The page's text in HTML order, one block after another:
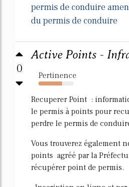
permis de conduire
du permis de conduire
0
Active Points -
Pertinence
67%
Recuperer Point :
le permis à points pour
perdre le permis de
Vous trouverez également
points agréé par la
récupérer point de permis.